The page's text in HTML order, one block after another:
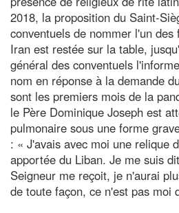
2018, la proposition du Saint-
conventuels de nommer l'un
Iran est restée sur la table,
général des conventuels
nom en réponse à la demande
sont les premiers mois de la
le Père Dominique Joseph est
pulmonaire sous une forme
: « J'avais avec moi une relique
apportée du Liban. Je me suis
Seigneur me reçoit, je n'aurai
de toute façon, ce n'est pas moi